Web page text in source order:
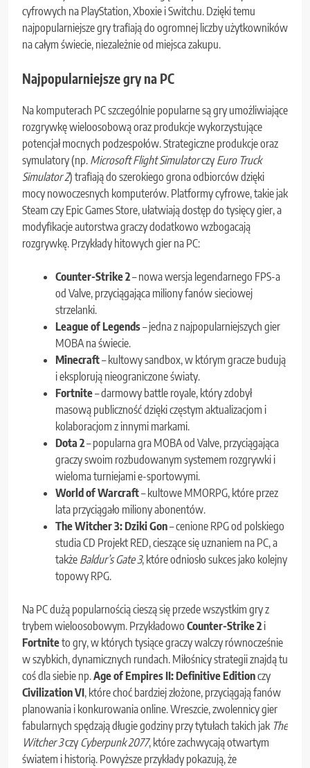
cyfrowych na PlayStation, Xboxie i Switchu. Dzięki temu
najpopularniejsze gry trafiają do ogromnej liczby użytkowników
na całym świecie, niezależnie od miejsca zakupu.
Najpopularniejsze gry na PC
Na komputerach PC szczególnie popularne są gry umożliwiające
rozgrywkę wieloosobową oraz produkcje wykorzystujące
potencjał mocnych podzespołów. Strategiczne produkcje oraz
symulatory (np. Microsoft Flight Simulatorczy Euro Truck
Simulator 2) trafiają do szerokiego grona odbiorców dzięki
mocy nowoczesnych komputerów. Platformy cyfrowe, takie jak
Steam czy Epic Games Store, ułatwiają dostęp do tysięcy gier, a
modyfikacje autorstwa graczy dodatkowo wzbogacają
rozgrywkę. Przykłady hitowych gier na PC:
Counter-Strike 2– nowa wersja legendarnego FPS-a
od Valve, przyciągająca miliony fanów sieciowej
strzelanki.
League of Legends– jedna z najpopularniejszych gier
MOBA na świecie.
Minecraft– kultowy sandbox, w którym gracze budują
i eksplorują nieograniczone światy.
Fortnite– darmowy battle royale, który zdobył
masową publiczność dzięki częstym aktualizacjom i
kolaboracjom z innymi markami.
Dota 2– popularna gra MOBA od Valve, przyciągająca
graczy swoim rozbudowanym systemem rozgrywki i
wieloma turniejami e-sportowymi.
World of Warcraft– kultowe MMORPG, które przez
lata przyciągało miliony abonentów.
The Witcher 3: Dziki Gon– cenione RPG od polskiego
studia CD Projekt RED, cieszące się uznaniem na PC, a
także Baldur’s Gate 3, które odniosło sukces jako kolejny
topowy RPG.
Na PC dużą popularnością cieszą się przede wszystkim gry z
trybem wieloosobowym. Przykładowo Counter-Strike 2 i
Fortniteto gry, w których tysiące graczy walczy równocześnie
w szybkich, dynamicznych rundach. Miłośnicy strategii znajdą tu
coś dla siebie np.Age of Empires II: Definitive Editionczy
Civilization VI, które choć bardziej złożone, przyciągają fanów
planowania i konkurowania online. Wreszcie, zwolennicy gier
fabularnych spędzają długie godziny przy tytułach takich jak The
Witcher 3czy Cyberpunk 2077, które zachwycają otwartym
światem i historią. Powyższe przykłady pokazują, że